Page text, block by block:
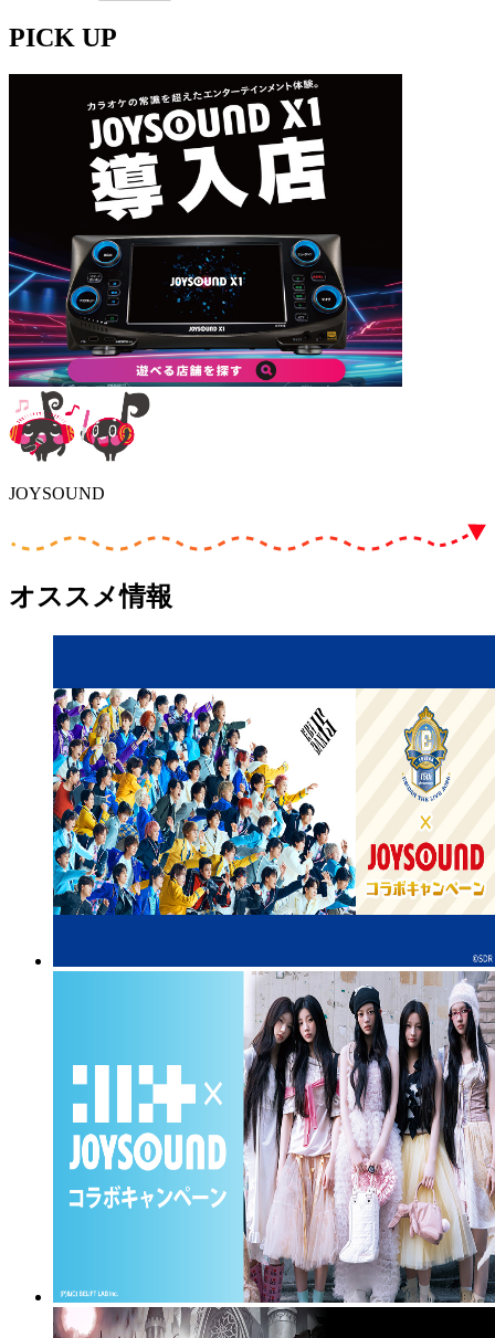
PICK UP
JOYSOUND
オススメ情報